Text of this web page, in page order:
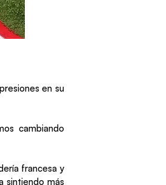
en su
cambiando
francesa y
sintiendo más